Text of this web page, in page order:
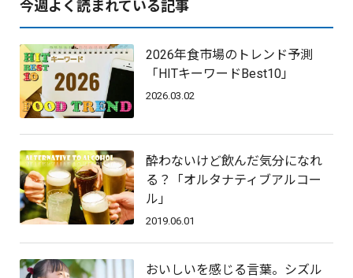
今週よく読まれている記事
2026年食市場のトレンド予測
「HITキーワードBest10」
2026.03.02
酔わないけど飲んだ気分になれ
る？「オルタナティブアルコー
ル」
2019.06.01
おいしいを感じる言葉。シズル